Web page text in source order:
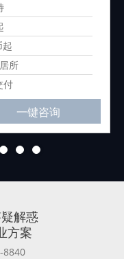
所
付
一键咨询
9
解惑
方案
8840